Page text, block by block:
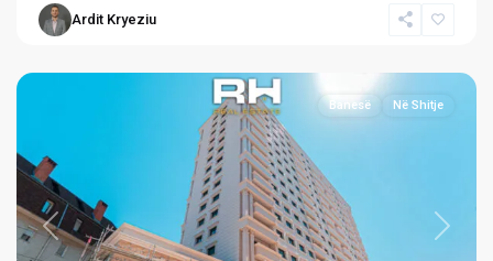
Ardit Kryeziu
Tophane,
Previous Next
Banesë Në Shitje